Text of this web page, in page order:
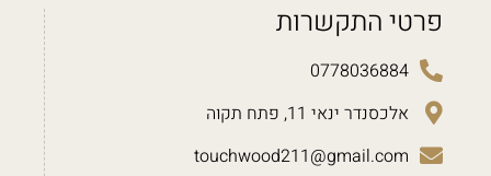
פרטי התקשרות
0778036884
אלכסנדר ינאי 11, פתח תקוה
touchwood211@gmail.com